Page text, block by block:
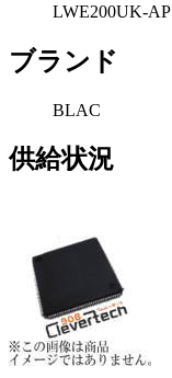
LWE200UK-AP
ブランド
BLAC
供給状況